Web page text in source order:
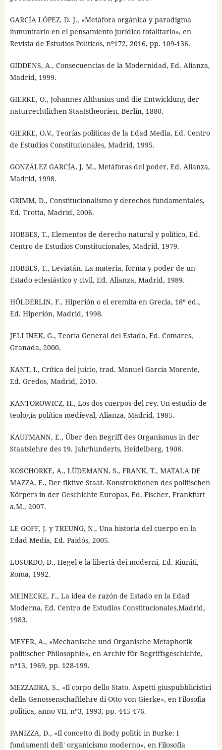
GARCÍA LÓPEZ, D. J., «Metáfora orgánica y paradigma
inmunitario en el pensamiento jurídico totalitario», en
Revista de Estudios Políticos, nº172, 2016, pp. 109-136.
GIDDENS, A., Consecuencias de la Modernidad, Ed. Alianza,
Madrid, 1999.
GIERKE, O., Johannes Althusius und die Entwicklung der
naturrechtlichen Staatstheorien, Berlín, 1880.
GIERKE, O.V., Teorías políticas de la Edad Media, Ed. Centro
de Estudios Constitucionales, Madrid, 1995.
GONZÁLEZ GARCÍA, J. M., Metáforas del poder, Ed. Alianza,
Madrid, 1998.
GRIMM, D., Constitucionalismo y derechos fundamentales,
Ed. Trotta, Madrid, 2006.
HOBBES, T., Elementos de derecho natural y político, Ed.
Centro de Estudios Constitucionales, Madrid, 1979.
HOBBES, T., Leviatán. La materia, forma y poder de un
Estado eclesiástico y civil, Ed. Alianza, Madrid, 1989.
HÖLDERLIN, F., Hiperión o el eremita en Grecia, 18º ed.,
Ed. Hiperión, Madrid, 1998.
JELLINEK, G., Teoría General del Estado, Ed. Comares,
Granada, 2000.
KANT, I., Crítica del juicio, trad. Manuel García Morente,
Ed. Gredos, Madrid, 2010.
KANTOROWICZ, H., Los dos cuerpos del rey. Un estudio de
teología política medieval, Alianza, Madrid, 1985.
KAUFMANN, E., Über den Begriff des Organismus in der
Staatslehre des 19. Jahrhunderts, Heidelberg, 1908.
KOSCHORKE, A., LÜDEMANN, S., FRANK, T., MATALA DE
MAZZA, E., Der fiktive Staat. Konstruktionen des politischen
Körpers in der Geschichte Europas, Ed. Fischer, Frankfurt
a.M., 2007.
LE GOFF, J. y TREUNG, N., Una historia del cuerpo en la
Edad Media, Ed. Paidós, 2005.
LOSURDO, D., Hegel e la libertà dei moderni, Ed. Riuniti,
Roma, 1992.
MEINECKE, F., La idea de razón de Estado en la Edad
Moderna, Ed. Centro de Estudios Constitucionales,Madrid,
1983.
MEYER, A., «Mechanische und Organische Metaphorik
politischer Philosophie», en Archiv für Begriffsgeschichte,
nº13, 1969, pp. 128-199.
MEZZADRA, S., «Il corpo dello Stato. Aspetti giuspubblicistici
della Genossenschaftlehre di Otto von Gierke», en Filosofia
politica, anno VII, nº3, 1993, pp. 445-476.
PANIZZA, D., «Il concetto di Body politic in Burke: I
fondamenti dell´organicismo moderno», en Filosofia